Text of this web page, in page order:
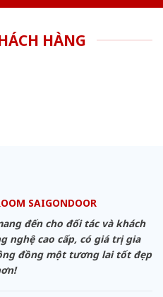
HÀNG
SAIGONDOOR
đến cho đối tác và khách
nghệ cao cấp, có giá trị gia
đồng một tương lai tốt đẹp